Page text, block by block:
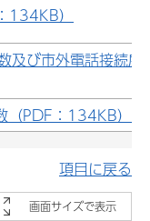
134KB）
及び市外電話接続度
（PDF：134KB）
項目に戻る
画面サイズで表示